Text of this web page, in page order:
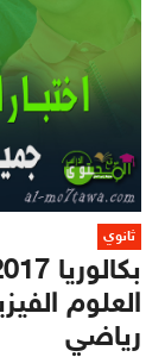
ثانوي
العلوم
رياضي